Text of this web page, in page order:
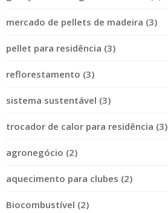
mercado de pellets de madeira (3)
pellet para residência (3)
reflorestamento (3)
sistema sustentável (3)
trocador de calor para residência (3)
agronegócio (2)
aquecimento para clubes (2)
Biocombustível (2)